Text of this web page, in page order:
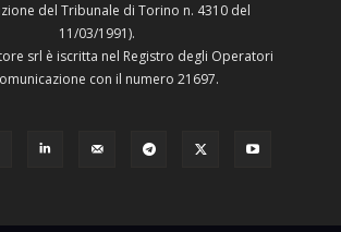
del Tribunale di Torino n. 4310 del
11/03/1991).
srl è iscritta nel Registro degli Operatori
con il numero 21697.